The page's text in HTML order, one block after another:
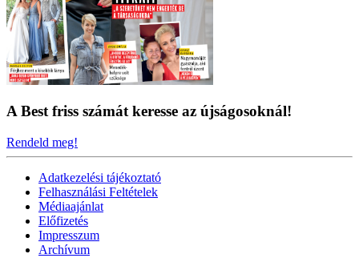
A Best friss számát keresse az újságosoknál!
Rendeld meg!
Adatkezelési tájékoztató
Felhasználási Feltételek
Médiaajánlat
Előfizetés
Impresszum
Archívum